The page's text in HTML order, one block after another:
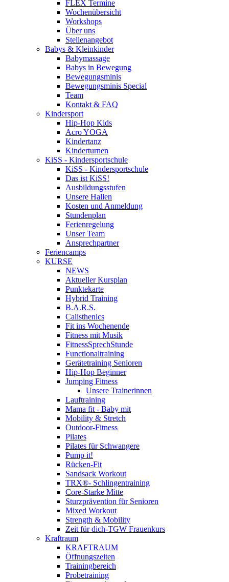
FLEX Termine
Wochenübersicht
Workshops
Über uns
Stellenangebot
Babys & Kleinkinder
Babymassage
Babys in Bewegung
Bewegungsminis
Bewegungsminis Special
Team
Kontakt & FAQ
Kindersport
Hip-Hop Kids
Acro YOGA
Kindertanz
Kinderturnen
KiSS - Kindersportschule
KiSS - Kindersportschule
Das ist KiSS!
Ausbildungsstufen
Unsere Hallen
Kosten und Anmeldung
Stundenplan
Ferienregelung
Unser Team
Ansprechpartner
Feriencamps
KURSE
NEWS
Aktueller Kursplan
Punktekarte
Hybrid Training
B.A.R.S.
Calisthenics
Fit ins Wochenende
Fitness mit Musik
FitnessSprechStunde
Functionaltraining
Gerätetraining Senioren
Hip-Hop Beginner
Jumping Fitness
Unsere Trainerinnen
Lauftraining
Mama fit - Baby mit
Mobility & Stretch
Outdoor-Fitness
Pilates
Pilates für Schwangere
Pump it!
Rücken-Fit
Sandsack Workout
TRX®- Schlingentraining
Core-Starke Mitte
Sturzprävention für Senioren
Mixed Workout
Strength & Mobility
Zeit für dich-TGW Frauenkurs
Kraftraum
KRAFTRAUM
Öffnungszeiten
Trainingbereich
Probetraining